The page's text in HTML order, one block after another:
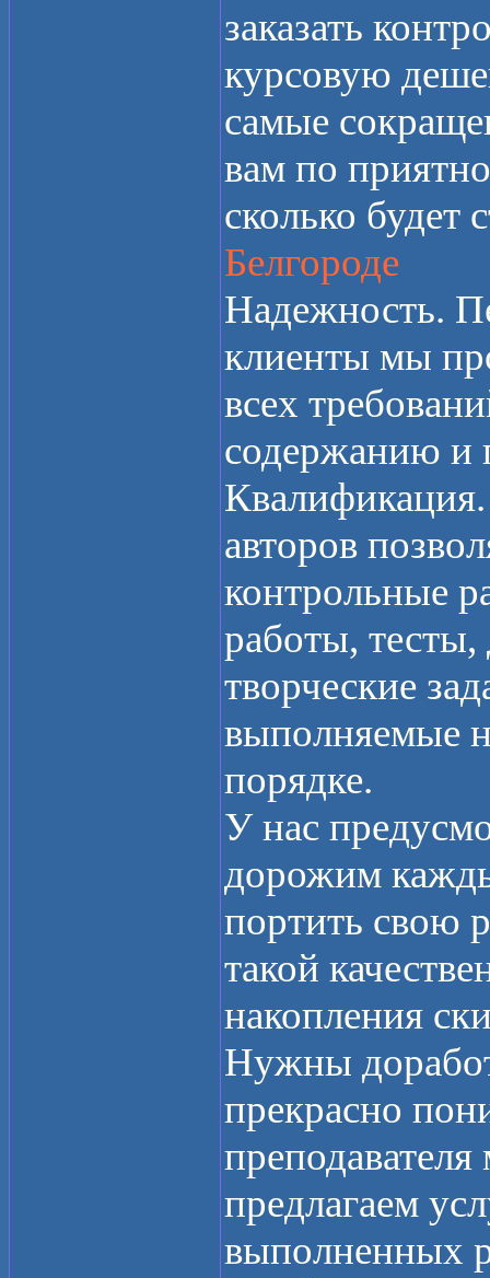
заказать
курсовую
самые
вам по
сколько будет
Белгороде
Надежность.
клиенты мы
всех
содержанию и
авторов
контрольные
работы,
творческие
выполняемые
порядке.
У нас
дорожим
портить свою
такой
накопления
Нужны
прекрасно
предлагаем
выполненных